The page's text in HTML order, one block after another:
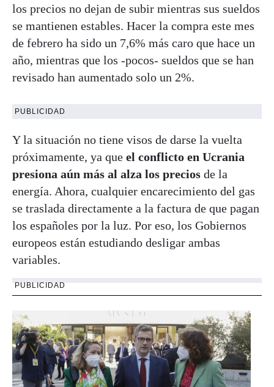
los precios no dejan de subir mientras sus sueldos
se mantienen estables. Hacer la compra este mes
de febrero ha sido un 7,6% más caro que hace un
año, mientras que los -pocos- sueldos que se han
revisado han aumentado solo un 2%.
PUBLICIDAD
Y la situación no tiene visos de darse la vuelta
próximamente, ya que el conflicto en Ucrania
presiona aún más al alza los precios de la
energía. Ahora, cualquier encarecimiento del gas
se traslada directamente a la factura de que pagan
los españoles por la luz. Por eso, los Gobiernos
europeos están estudiando desligar ambas
variables.
PUBLICIDAD